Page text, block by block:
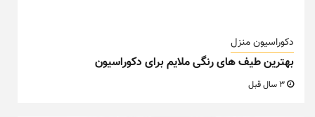
دکوراسیون منزل
بهترین طیف های رنگی ملایم برای دکوراسیون